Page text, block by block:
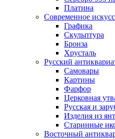
Платина
Современное
Графика
Скульптура
Бронза
Хрусталь
Русский
Самовары
Картины
Фарфор
Церковная
Русская и
Изделия из
Старинные
Восточный